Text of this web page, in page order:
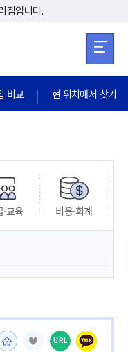
집입니다.
비교 현 위치에서 찾기
교육 비용·회계
URL